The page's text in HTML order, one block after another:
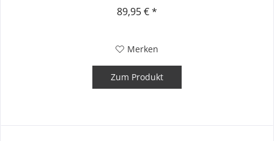
89,95 € *
Merken
Zum Produkt